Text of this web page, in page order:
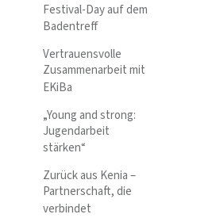
Festival-Day auf dem
Badentreff
Vertrauensvolle
Zusammenarbeit mit
EKiBa
„Young and strong:
Jugendarbeit
stärken“
Zurück aus Kenia –
Partnerschaft, die
verbindet